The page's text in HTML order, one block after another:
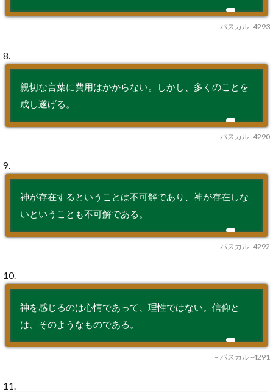
– パスカル -4293
8.
親切な言葉に費用はかからない。しかし、多くのことを
成し遂げる。
– パスカル -4290
9.
神が存在するということは不可解であり、神が存在しな
いということも不可解である。
– パスカル -4292
10.
神を感じるのは心情であって、理性ではない。信仰と
は、そのようなものである。
– パスカル -4291
11.